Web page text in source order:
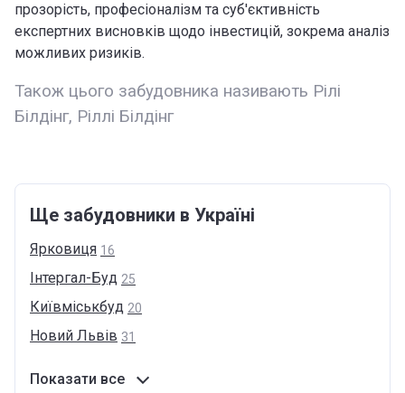
прозорість, професіоналізм та суб'єктивність
експертних висновків щодо інвестицій, зокрема аналіз
можливих ризиків.
Також цього забудовника називають Рілі
Білдінг, Ріллі Білдінг
Ще забудовники в Україні
Ярковиця 16
Інтергал-Буд 25
Київміськбуд 20
Новий Львів 31
Показати все